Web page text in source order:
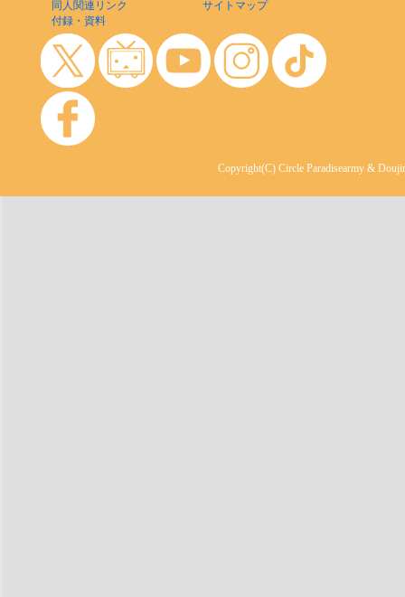
同人関連リンク
付録・資料
サイトマップ
Copyright(C) Circle Paradisearmy &